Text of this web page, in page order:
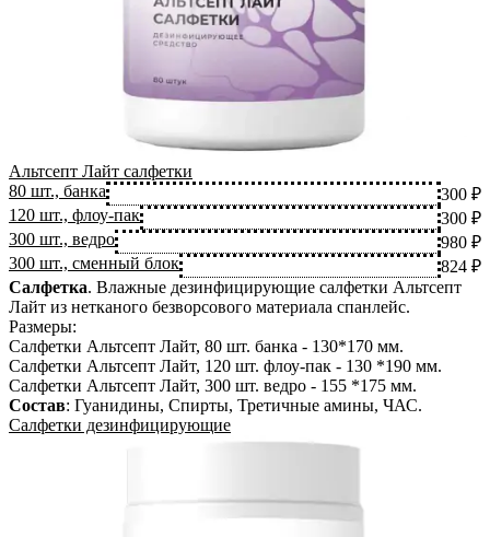
Альтсепт Лайт салфетки
80 шт., банка
300 ₽
120 шт., флоу-пак
300 ₽
300 шт., ведро
980 ₽
300 шт., сменный блок
824 ₽
Салфетка. Влажные дезинфицирующие салфетки Альтсепт
Лайт из нетканого безворсового материала спанлейс.
Размеры:
Салфетки Альтсепт Лайт, 80 шт. банка - 130*170 мм.
Салфетки Альтсепт Лайт, 120 шт. флоу-пак - 130 *190 мм.
Салфетки Альтсепт Лайт, 300 шт. ведро - 155 *175 мм.
Состав: Гуанидины, Спирты, Третичные амины, ЧАС.
Салфетки дезинфицирующие